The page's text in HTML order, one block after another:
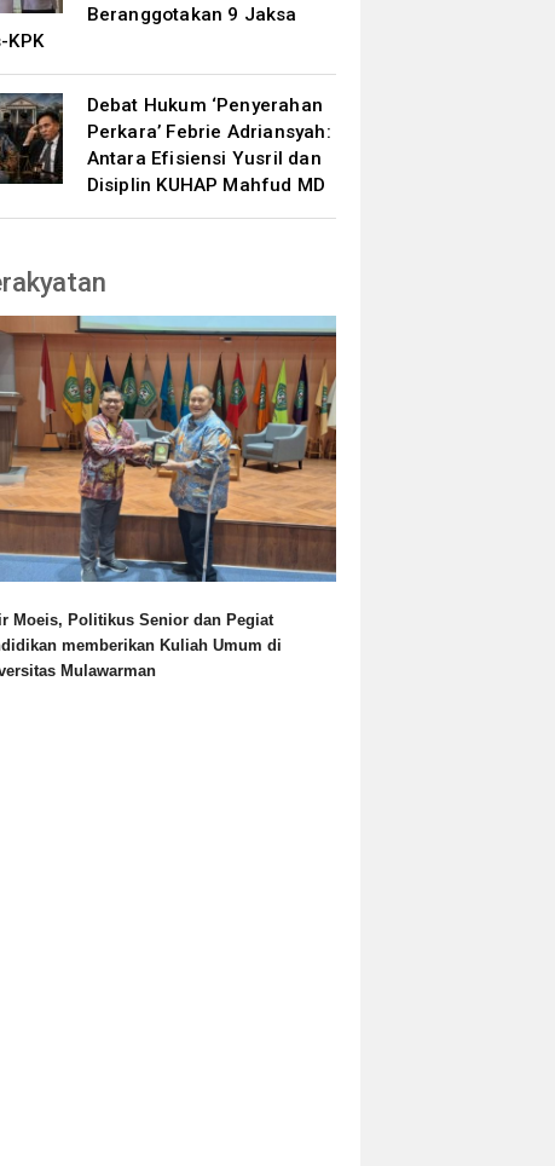
Beranggotakan 9 Jaksa
KPK
Debat Hukum ‘Penyerahan
Perkara’ Febrie Adriansyah:
Antara Efisiensi Yusril dan
Disiplin KUHAP Mahfud MD
Moeis, Politikus Senior dan Pegiat
memberikan Kuliah Umum di
Mulawarman